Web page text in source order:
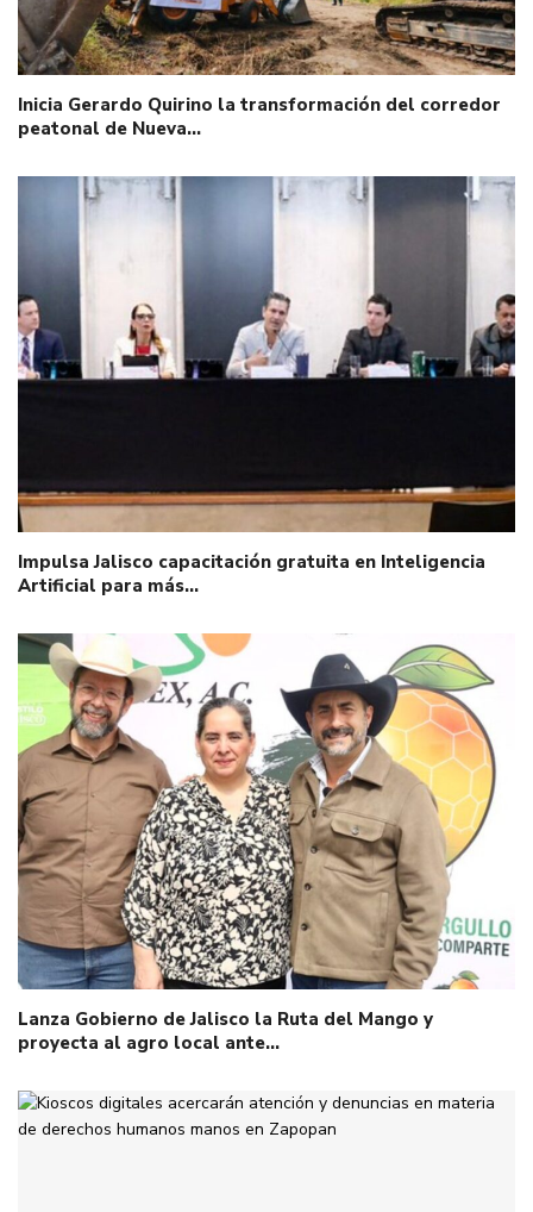
Inicia Gerardo Quirino la transformación del corredor
peatonal de Nueva…
Impulsa Jalisco capacitación gratuita en Inteligencia
Artificial para más…
Lanza Gobierno de Jalisco la Ruta del Mango y
proyecta al agro local ante…